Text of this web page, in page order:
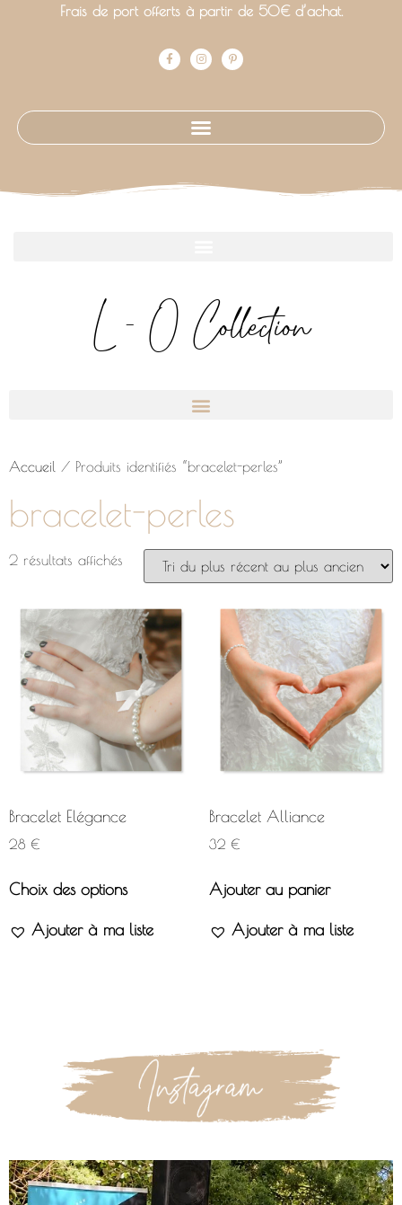
Frais de port offerts à partir de 50€ d’achat.
L - O Collection
Accueil / Produits identifiés “bracelet-perles”
bracelet-perles
2 résultats affichés
Bracelet Elégance
28 €
Choix des options
Ajouter à ma liste
Bracelet Alliance
32 €
Ajouter au panier
Ajouter à ma liste